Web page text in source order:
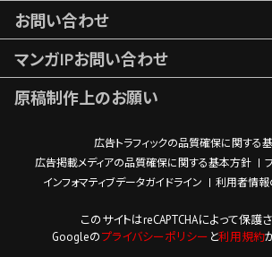
お問い合わせ
マンガIPお問い合わせ
原稿制作上のお願い
広告トラフィックの品質確保に関する
広告掲載メディアの品質確保に関する基本方針
インフォマティブデータガイドライン
利用者情報
このサイトはreCAPTCHAによって保護さ
Googleのプライバシーポリシー と利用規約